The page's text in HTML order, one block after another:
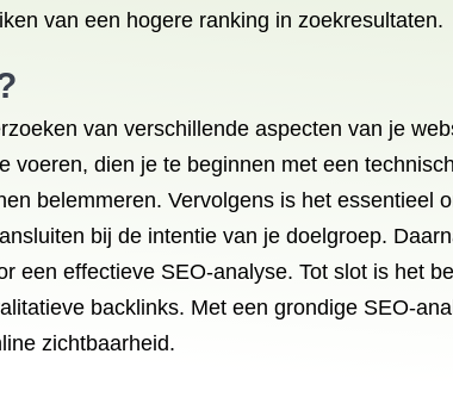
van een hogere ranking in zoekresultaten.
van verschillende aspecten van je
voeren, dien je te beginnen met een
belemmeren. Vervolgens is het essentieel
bij de intentie van je doelgroep.
een effectieve SEO-analyse. Tot slot is het
backlinks. Met een grondige SEO-
zichtbaarheid.